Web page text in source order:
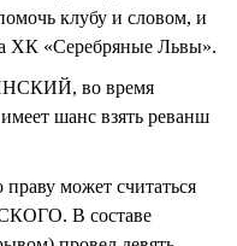
клубу и словом, и
ХК «Серебряные Львы».
во время
шанс взять реванш
может считаться
В составе